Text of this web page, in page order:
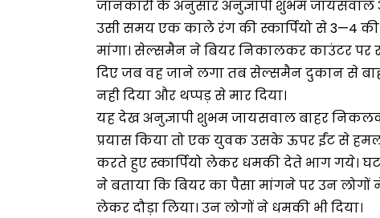
जानकारी के अनुसार अनुज्ञापी शुभम
उसी समय एक काले रंग की स्कार्पियो से 3—4
मांगा। सेल्समैन ने बियर निकालकर काउंटर पर
दिए जब वह जाने लगा तब सेल्समैन दुकान से
नही दिया और थप्पड़ से मार दिया।
यह देख अनुज्ञापी शुभम जायसवाल बाहर
प्रयास किया तो एक युवक उसके ऊपर ईंट से
करते हुए स्कार्पियो लेकर धमकी देते भाग गये।
ने बताया कि बियर का पैसा मांगने पर उन
लेकर दौड़ा लिया। उन लोगों ने धमकी भी दिया।